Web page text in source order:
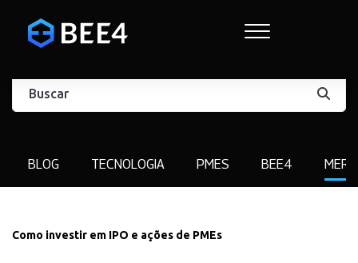
BLOG TECNOLOGIA PMES BEE4
Como investir em IPO e ações de PMEs